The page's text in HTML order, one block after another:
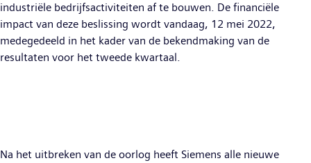
industriële bedrijfsactiviteiten af te bouwen. De financiële
impact van deze beslissing wordt vandaag, 12 mei 2022,
medegedeeld in het kader van de bekendmaking van de
resultaten voor het tweede kwartaal.
Na het uitbreken van de oorlog heeft Siemens alle nieuwe